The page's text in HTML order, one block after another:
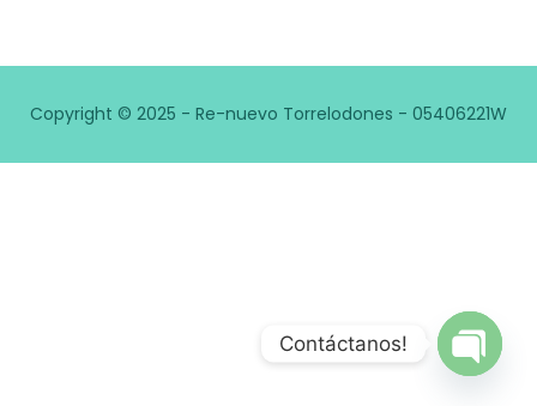
Copyright © 2025 - Re-nuevo Torrelodones - 05406221W
Contáctanos!